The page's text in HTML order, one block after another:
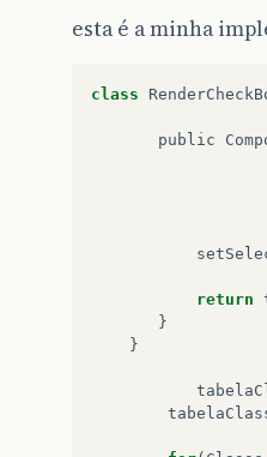
esta é a minha
class
public
return
}
}